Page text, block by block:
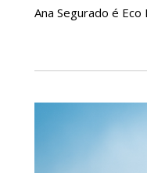
Ana Segurado é